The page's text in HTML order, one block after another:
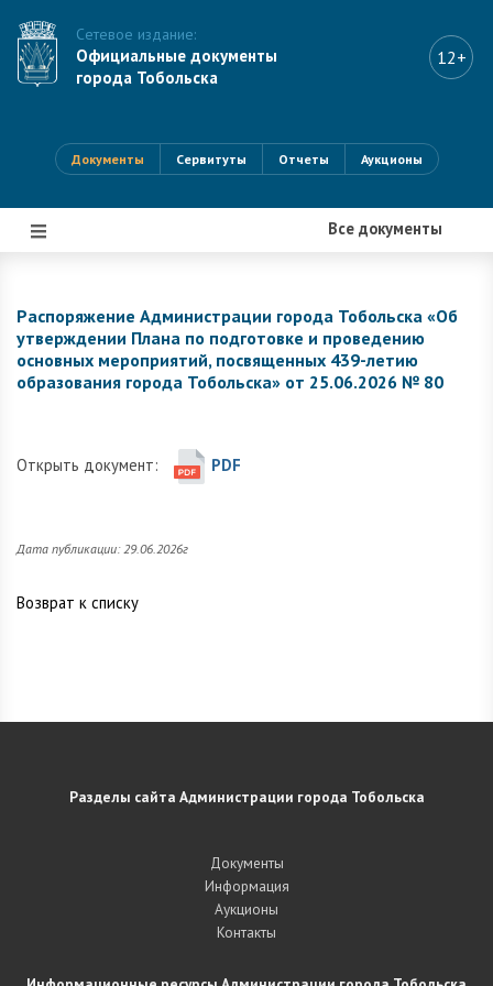
Сетевое издание:
Официальные документы
города Тобольска
12+
Документы Сервитуты Отчеты Аукционы
Все документы
|||
Распоряжение Администрации города Тобольска «Об
утверждении Плана по подготовке и проведению
основных мероприятий, посвященных 439-летию
образования города Тобольска» от 25.06.2026 № 80
Открыть документ: PDF
Дата публикации: 29.06.2026г
Возврат к списку
Разделы сайта Администрации города Тобольска
Документы
Информация
Аукционы
Контакты